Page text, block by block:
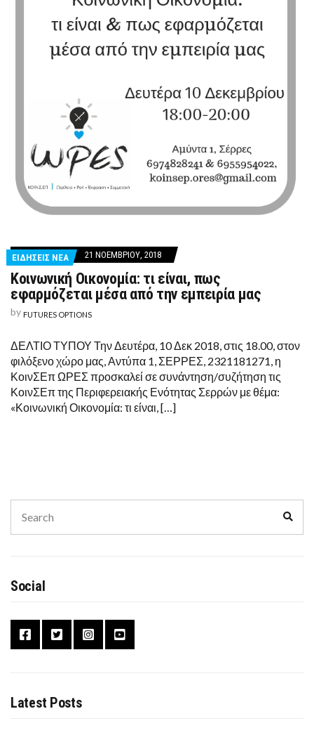
ΕΙΔΗΣΕΙΣ ΝΕΑ 21 ΝΟΕΜΒΡΊΟΥ, 2018
Κοινωνική Οικονομία: τι είναι, πως
εφαρμόζεται μέσα από την εμπειρία μας
by FUTURES OPTIONS
ΔΕΛΤΙΟ ΤΥΠΟΥ Την Δευτέρα, 10 Δεκ 2018, στις 18.00, στον
φιλόξενο χώρο μας, Αντύπα 1, ΣΕΡΡΕΣ, 2321181271, η
ΚοινΣΕπ ΩΡΕΣ προσκαλεί σε συνάντηση/συζήτηση τις
ΚοινΣΕπ της Περιφερειακής Ενότητας Σερρών με θέμα:
«Κοινωνική Οικονομία: τι είναι, […]
for:
Social
Latest Posts